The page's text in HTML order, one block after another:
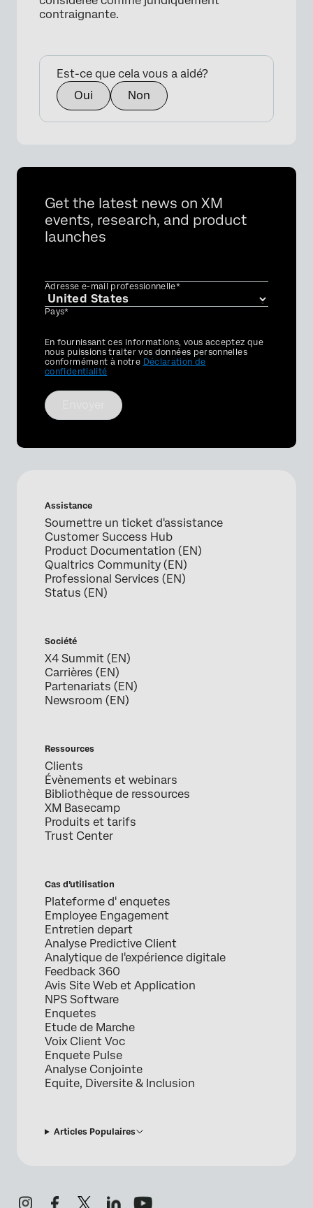
contraignante.
Est-ce que cela vous a aidé?
Oui
Non
Get the latest news on XM
events, research, and product
launches
Adresse e-mail professionnelle*
Pays*
Privacy
Optin
En fournissant ces informations, vous acceptez que
nous puissions traiter vos données personnelles
conformément à notre Déclaration de
confidentialité
Assistance
Soumettre un ticket d'assistance
Customer Success Hub
Product Documentation (EN)
Qualtrics Community (EN)
Professional Services (EN)
Status (EN)
Société
X4 Summit (EN)
Carrières (EN)
Partenariats (EN)
Newsroom (EN)
Ressources
Clients
Évènements et webinars
Bibliothèque de ressources
XM Basecamp
Produits et tarifs
Trust Center
Cas d’utilisation
Plateforme d' enquetes
Employee Engagement
Entretien depart
Analyse Predictive Client
Analytique de l'expérience digitale
Feedback 360
Avis Site Web et Application
NPS Software
Enquetes
Etude de Marche
Voix Client Voc
Enquete Pulse
Analyse Conjointe
Equite, Diversite & Inclusion
Articles Populaires